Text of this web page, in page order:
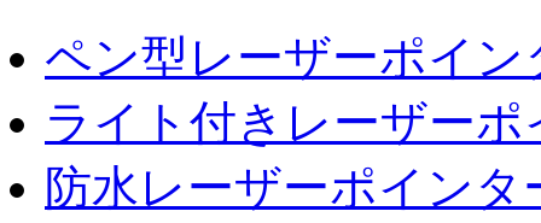
ペン型レーザーポイン
ライト付きレーザーポ
防水レーザーポインタ